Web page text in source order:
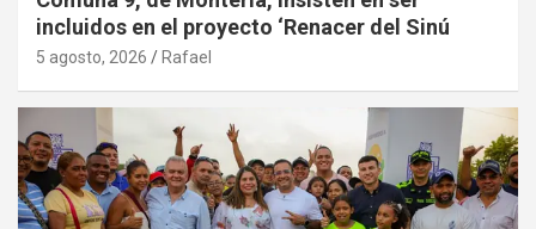
incluidos en el proyecto ‘Renacer del Sinú
5 agosto, 2026 Rafael